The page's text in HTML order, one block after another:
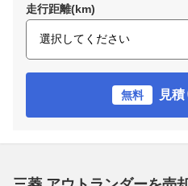
走行距離(km)
無料 見